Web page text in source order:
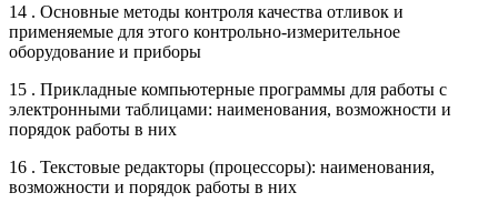
14 . Основные методы контроля качества отливок и
применяемые для этого контрольно-измерительное
оборудование и приборы
15 . Прикладные компьютерные программы для работы с
электронными таблицами: наименования, возможности и
порядок работы в них
16 . Текстовые редакторы (процессоры): наименования,
возможности и порядок работы в них